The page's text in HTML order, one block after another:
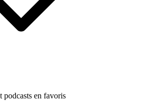
podcasts en favoris